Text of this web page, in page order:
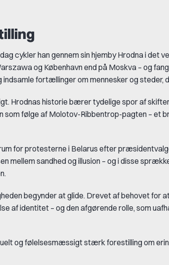
cykler han gennem sin hjemby Hrodna i det
og København end på Moskva – og
indsamle fortællinger om mennesker og steder,
Hrodnas historie bærer tydelige spor af
som følge af Molotov-Ribbentrop-pagten – et
for protesterne i Belarus efter
mellem sandhed og illusion – og i disse
begynder at glide. Drevet af behovet for
af identitet – og den afgørende rolle, som
og følelsesmæssigt stærk forestilling om